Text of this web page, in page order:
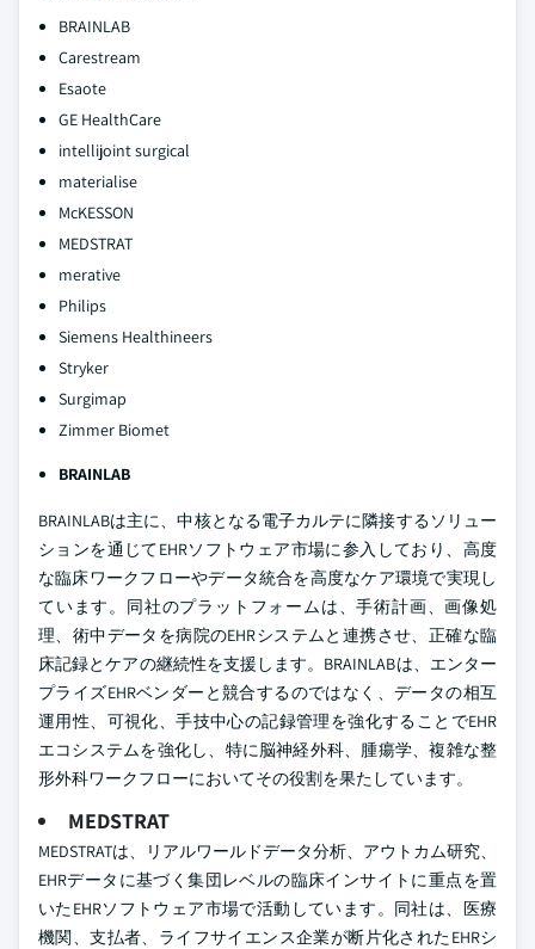
BRAINLAB
Carestream
Esaote
GE HealthCare
intellijoint surgical
materialise
McKESSON
MEDSTRAT
merative
Philips
Siemens Healthineers
Stryker
Surgimap
Zimmer Biomet
BRAINLAB
BRAINLABは主に、中核となる電子カルテに隣接するソリュー
ションを通じてEHRソフトウェア市場に参入しており、高度
な臨床ワークフローやデータ統合を高度なケア環境で実現し
ています。同社のプラットフォームは、手術計画、画像処
理、術中データを病院のEHRシステムと連携させ、正確な臨
床記録とケアの継続性を支援します。BRAINLABは、エンター
プライズEHRベンダーと競合するのではなく、データの相互
運用性、可視化、手技中心の記録管理を強化することでEHR
エコシステムを強化し、特に脳神経外科、腫瘍学、複雑な整
形外科ワークフローにおいてその役割を果たしています。
MEDSTRAT
MEDSTRATは、リアルワールドデータ分析、アウトカム研究、
EHRデータに基づく集団レベルの臨床インサイトに重点を置
いたEHRソフトウェア市場で活動しています。同社は、医療
機関、支払者、ライフサイエンス企業が断片化されたEHRシ